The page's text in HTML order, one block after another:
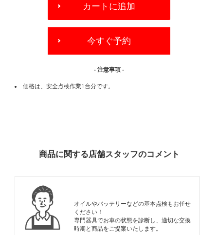
OPTIONS
カートに追加
今すぐ予約
- 注意事項 -
価格は、安全点検作業1台分です。
商品に関する店舗スタッフのコメント
オイルやバッテリーなどの基本点検もお任せ
ください！
専門器具でお車の状態を診断し、適切な交換
時期と商品をご提案いたします。